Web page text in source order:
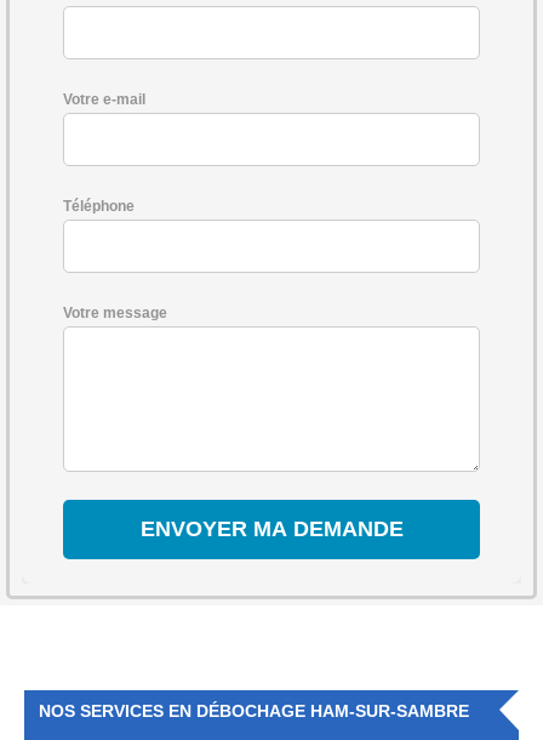
Votre e-mail
Téléphone
Votre message
NOS SERVICES EN DÉBOCHAGE HAM-SUR-SAMBRE